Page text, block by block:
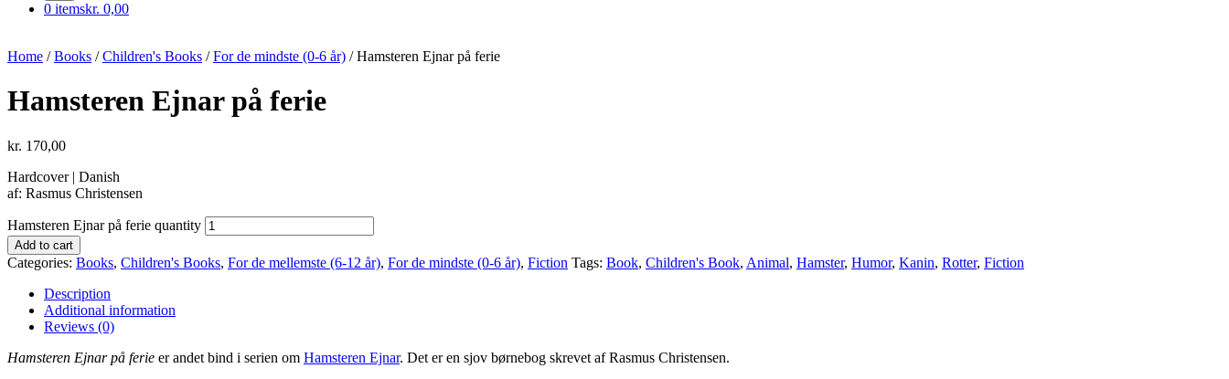
0 itemskr. 0,00
Home /Books /Children's Books /For de mindste (0-6 år) / Hamsteren Ejnar på ferie
Hamsteren Ejnar på ferie
kr. 170,00
Hardcover | Danish
af: Rasmus Christensen
Hamsteren Ejnar på ferie quantity
Add to cart
Categories: Books, Children's Books, For de mellemste (6-12 år), For de mindste (0-6 år), Fiction Tags: Book, Children's Book, Animal, Hamster, Humor, Kanin, Rotter, Fiction
Description
Additional information
Reviews (0)
Hamsteren Ejnar på ferie er andet bind i serien om Hamsteren Ejnar. Det er en sjov børnebog skrevet af Rasmus Christensen.